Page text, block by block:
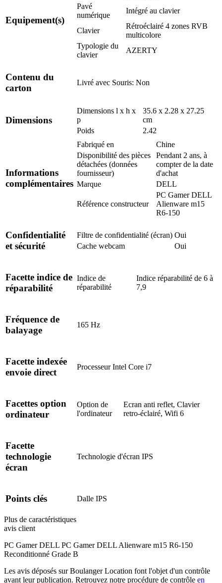
Equipement(s)
Pavé
numérique
Intégré au clavier
Clavier
Rétroéclairé 4 zones RVB
multicolore
Typologie du
clavier
AZERTY
Contenu du
carton
Livré avec Souris: Non
Dimensions
Dimensions l x h x
p
35.6 x 2.28 x 27.25
cm
Poids
2.42
Informations
complémentaires
Fabriqué en
Chine
Disponibilité des pièces
détachées (données
fournisseur)
Pendant 2 ans, à
compter de la date
d'achat
Marque
DELL
Référence constructeur
PC Gamer DELL
Alienware m15
R6-150
Confidentialité
et sécurité
Filtre de confidentialité (écran) Oui
Cache webcam
Oui
Facette indice de
réparabilité
Indice de
réparabilité
Indice réparabilité de 6 à
7,9
Fréquence de
balayage
165 Hz
Facette indexée
envoie direct
Processeur Intel Core i7
Facettes option
ordinateur
Option de
l'ordinateur
Ecran anti reflet, Clavier
retro-éclairé, Wifi 6
Facette
technologie
écran
Technologie d'écran IPS
Points clés Dalle IPS
Plus de caractéristiques
avis client
PC Gamer DELL PC Gamer DELL Alienware m15 R6-150
Reconditionné Grade B
Les avis déposés sur Boulanger Location font l'objet d'un contrôle
avant leur publication. Retrouvez notre procédure de contrôle en